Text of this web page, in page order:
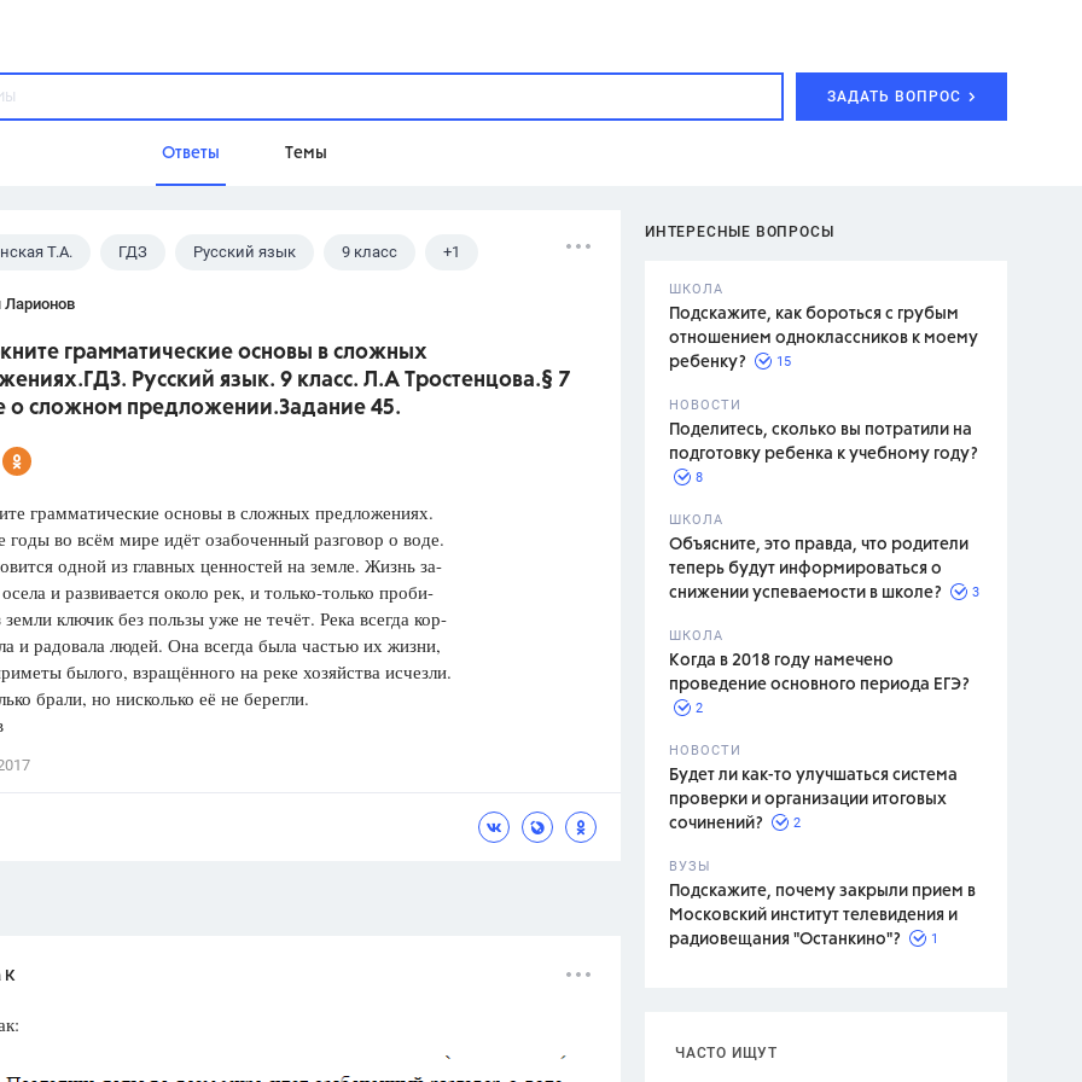
ЗАДАТЬ ВОПРОС
Ответы Темы
Домашнее задание
9 класс,8 класс,
Разумовская М.М.,Габриелян О.С.,
Рудзитис Г.Е.,Цыбулько И.П.,
Цветков Л. А.
Психология
Отношения,Любовь,
ПОКАЗАТЬ ВСЕ
ИНТЕРЕСНЫЕ ВОПРОСЫ
ШКОЛА
Подскажите, как бороться с грубым
отношением одноклассников к моему
ребенку?
15
НОВОСТИ
Поделитесь, сколько вы потратили на
подготовку ребенка к учебному году?
8
ШКОЛА
Объясните, это правда, что родители
теперь будут информироваться о
снижении успеваемости в школе?
3
ШКОЛА
Когда в 2018 году намечено
проведение основного периода ЕГЭ?
2
НОВОСТИ
Будет ли как-то улучшаться система
проверки и организации итоговых
сочинений?
2
ВУЗЫ
Подскажите, почему закрыли прием в
Московский институт телевидения и
радиовещания "Останкино"?
1
ЧАСТО ИЩУТ
Т.А. ГДЗ Русский язык 9 класс +1
Л.А.
Ларионов
грамматические основы в сложных
Русский язык. 9 класс. Л.А Тростенцова.§ 7
о сложном предложении.Задание 45.
грамматические основы в сложных предложениях.
годы во всём мире идёт озабоченный разговор о воде.
одной из главных ценностей на земле. Жизнь за-
и развивается около рек, и только-только проби-
ключик без пользы уже не течёт. Река всегда кор-
и радовала людей. Она всегда была частью их жизни,
былого, взращённого на реке хозяйства исчезли.
брали, но нисколько её не берегли.
К